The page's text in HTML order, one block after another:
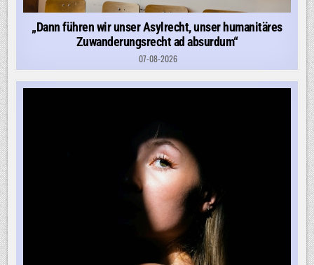
„Dann führen wir unser Asylrecht, unser humanitäres
Zuwanderungsrecht ad absurdum“
07-08-2026